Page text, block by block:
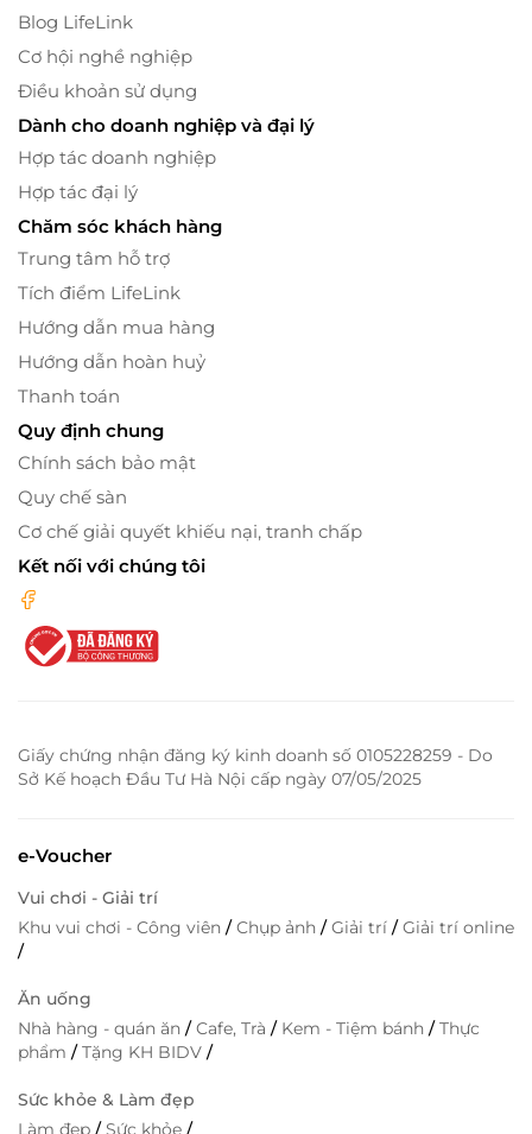
Blog LifeLink
Cơ hội nghề nghiệp
Điều khoản sử dụng
Dành cho doanh nghiệp và đại lý
Hợp tác doanh nghiệp
Hợp tác đại lý
Chăm sóc khách hàng
Trung tâm hỗ trợ
Tích điểm LifeLink
Hướng dẫn mua hàng
Hướng dẫn hoàn huỷ
Thanh toán
Quy định chung
Chính sách bảo mật
Quy chế sàn
Cơ chế giải quyết khiếu nại, tranh chấp
Kết nối với chúng tôi
Giấy chứng nhận đăng ký kinh doanh số 0105228259 - Do
Sở Kế hoạch Đầu Tư Hà Nội cấp ngày 07/05/2025
e-Voucher
Vui chơi - Giải trí
Khu vui chơi - Công viên /Chụp ảnh /Giải trí /Giải trí online
/
Ăn uống
Nhà hàng - quán ăn /Cafe, Trà / Kem - Tiệm bánh /Thực
phẩm /Tặng KH BIDV /
Sức khỏe & Làm đẹp
Làm đẹp /Sức khỏe /